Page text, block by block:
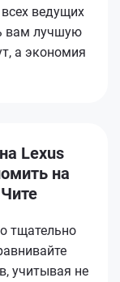
ведущих
вам лучшую
а экономия
Lexus
на
тщательно
учитывая не